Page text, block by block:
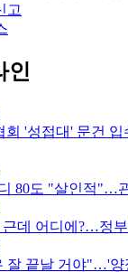
고
인
회 '성접대' 문건
80도 "살인적"…
데 어디에?…정부
잘 끝날 거야"…'양